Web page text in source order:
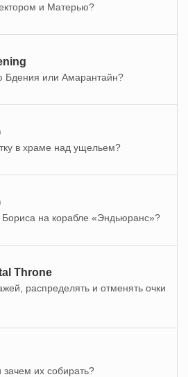
и Матерью?
или Амарантайн?
в храме над ущельем?
Бориса на корабле «Эндьюранс»?
Throne
распределять и отменять очки
их собирать?